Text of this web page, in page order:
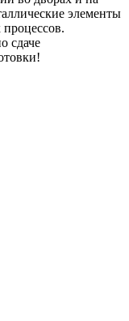
элементы
сдаче